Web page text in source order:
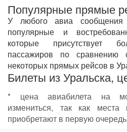
Популярные прямые
У любого авиа сообщения
популярные и
которые присутствует
пассажиров по сравнению
некоторых прямых рейсов в
Билеты из Уральска,
* цена авиабилета на
измениться, так как
приобретают в первую